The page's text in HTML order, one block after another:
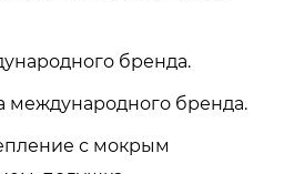
бренда.
международного бренда.
с мокрым